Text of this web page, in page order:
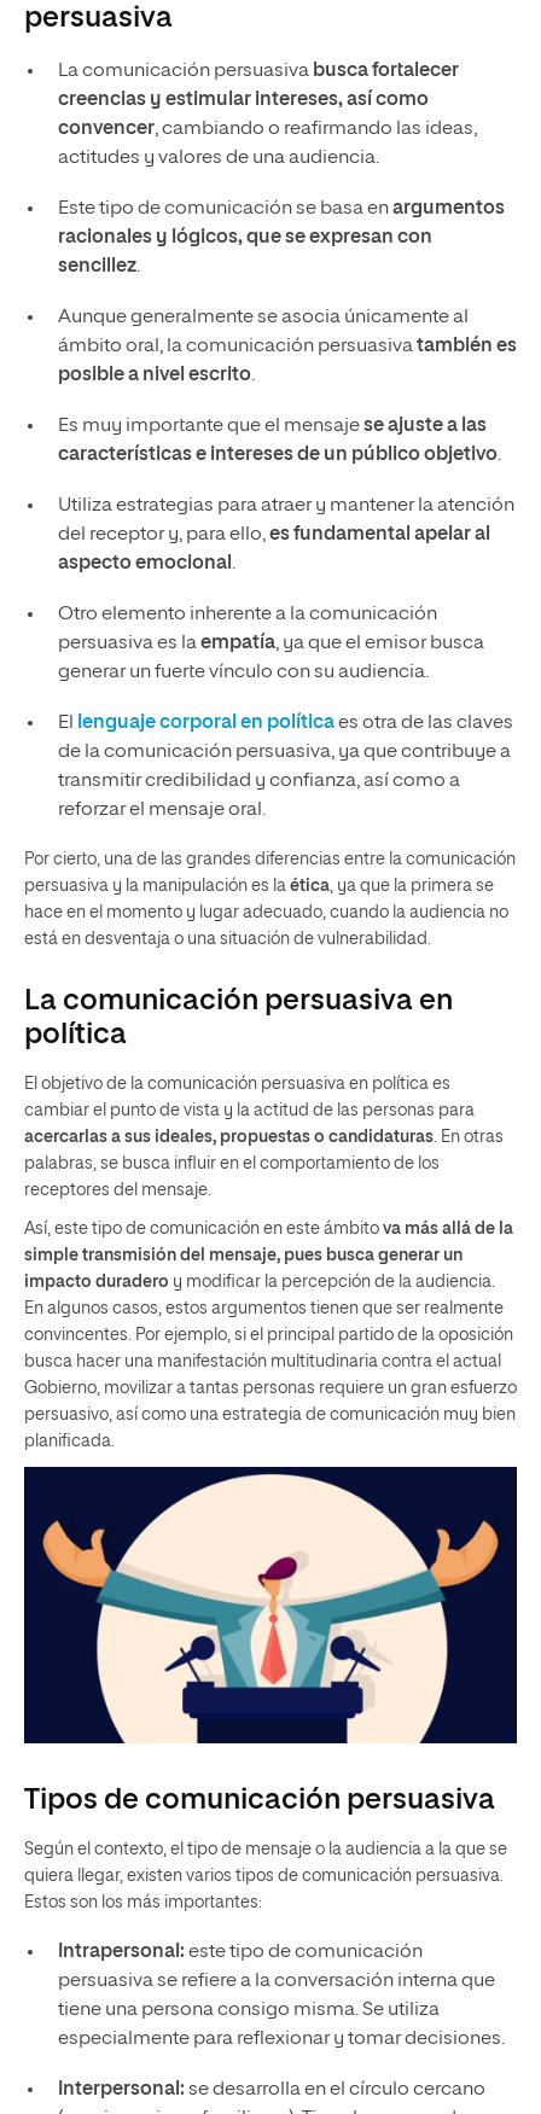
persuasiva
La comunicación persuasiva busca fortalecer
creencias y estimular intereses, así como
convencer, cambiando o reafirmando las ideas,
actitudes y valores de una audiencia.
Este tipo de comunicación se basa enargumentos
racionales y lógicos, que se expresan con
sencillez.
Aunque generalmente se asocia únicamente al
ámbito oral, la comunicación persuasivatambién es
posible a nivel escrito.
Es muy importante que el mensajese ajuste a las
características e intereses de un público objetivo.
Utiliza estrategias para atraer y mantener la atención
del receptor y, para ello,es fundamental apelar al
aspecto emocional .
Otro elemento inherente a la comunicación
persuasiva es laempatía, ya que el emisor busca
generar un fuerte vínculo con su audiencia.
El lenguaje corporal en políticaes otra de las claves
de la comunicación persuasiva, ya que contribuye a
transmitir credibilidad y confianza, así como a
reforzar el mensaje oral.
Por cierto, una de las grandes diferencias entre la comunicación
persuasiva y la manipulación es la ética , ya que la primera se
hace en el momento y lugar adecuado, cuando la audiencia no
está en desventaja o una situación de vulnerabilidad.
La comunicación persuasiva en
política
El objetivo de la comunicación persuasiva en política es
cambiar el punto de vista y la actitud de las personas para
acercarlas a sus ideales, propuestas o candidaturas . En otras
palabras, se busca influir en el comportamiento de los
receptores del mensaje.
Así, este tipo de comunicación en este ámbito va más allá de la
simple transmisión del mensaje, pues busca generar un
impacto duradero y modificar la percepción de la audiencia.
En algunos casos, estos argumentos tienen que ser realmente
convincentes. Por ejemplo, si el principal partido de la oposición
busca hacer una manifestación multitudinaria contra el actual
Gobierno, movilizar a tantas personas requiere un gran esfuerzo
persuasivo, así como una estrategia de comunicación muy bien
planificada.
Tipos de comunicación persuasiva
Según el contexto, el tipo de mensaje o la audiencia a la que se
quiera llegar, existen varios tipos de comunicación persuasiva.
Estos son los más importantes:
Intrapersonal: este tipo de comunicación
persuasiva se refiere a la conversación interna que
tiene una persona consigo misma. Se utiliza
especialmente para reflexionar y tomar decisiones.
Interpersonal: se desarrolla en el círculo cercano